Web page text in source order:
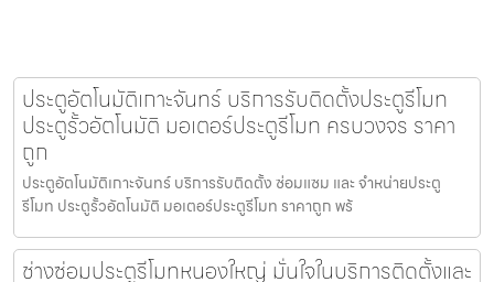
ประตูอัตโนมัติเกาะจันทร์ บริการรับติดตั้งประตูรีโมท
ประตูรั้วอัตโนมัติ มอเตอร์ประตูรีโมท ครบวงจร ราคา
ถูก
ประตูอัตโนมัติเกาะจันทร์ บริการรับติดตั้ง ซ่อมแซม และ จำหน่ายประตู
รีโมท ประตูรั้วอัตโนมัติ มอเตอร์ประตูรีโมท ราคาถูก พร้
ช่างซ่อมประตูรีโมทหนองใหญ่ มั่นใจในบริการติดตั้งและ